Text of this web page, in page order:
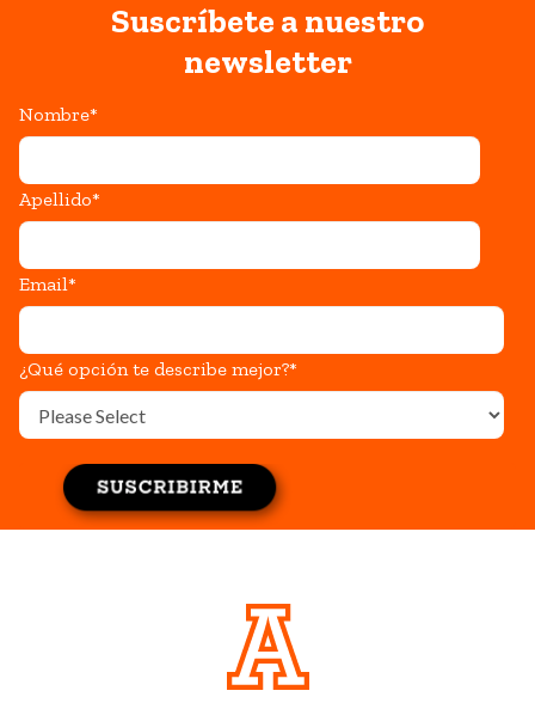
Suscríbete a nuestro
newsletter
Nombre*
Apellido*
Email*
¿Qué opción te describe mejor?*